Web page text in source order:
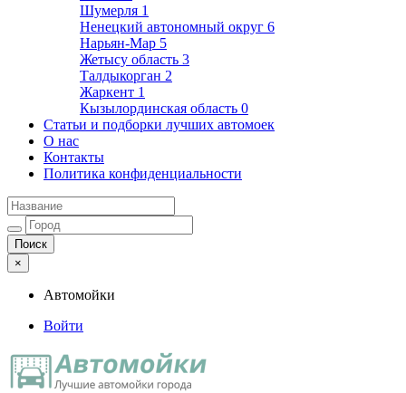
Шумерля 1
Ненецкий автономный округ 6
Нарьян-Мар 5
Жетысу область 3
Талдыкорган 2
Жаркент 1
Кызылординская область 0
Статьи и подборки лучших автомоек
О нас
Контакты
Политика конфиденциальности
×
Автомойки
Войти